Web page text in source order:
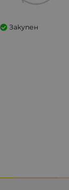
Закупен